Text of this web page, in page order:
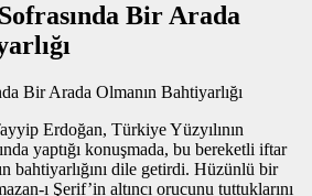
Bir Arada
Erdoğan, Türkiye Yüzyılının
yaptığı konuşmada, bu bereketli iftar
bahtiyarlığını dile getirdi. Hüzünlü bir
ı Şerif’in altıncı orucunu tuttuklarını